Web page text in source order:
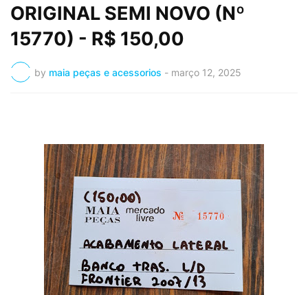
ORIGINAL SEMI NOVO (Nº
15770) - R$ 150,00
by maia peças e acessorios - março 12, 2025